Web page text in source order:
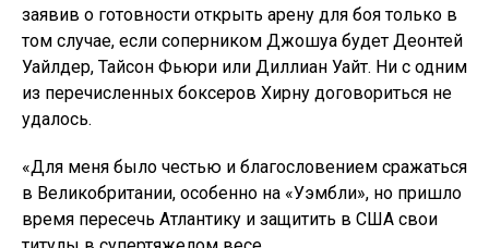
заявив о готовности открыть арену для боя только в
том случае, если соперником Джошуа будет Деонтей
Уайлдер, Тайсон Фьюри или Диллиан Уайт. Ни с одним
из перечисленных боксеров Хирну договориться не
удалось.
«Для меня было честью и благословением сражаться
в Великобритании, особенно на «Уэмбли», но пришло
время пересечь Атлантику и защитить в США свои